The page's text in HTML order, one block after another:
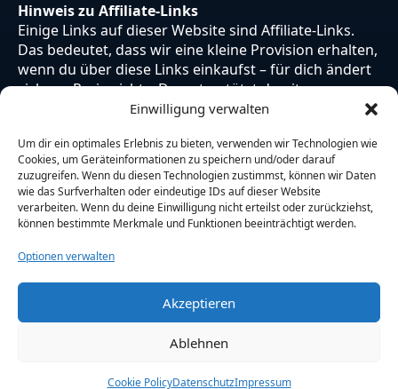
Einwilligung verwalten
Um dir ein optimales Erlebnis zu bieten, verwenden wir Technologien wie
Cookies, um Geräteinformationen zu speichern und/oder darauf
zuzugreifen. Wenn du diesen Technologien zustimmst, können wir Daten
wie das Surfverhalten oder eindeutige IDs auf dieser Website
verarbeiten. Wenn du deine Einwilligung nicht erteilst oder zurückziehst,
können bestimmte Merkmale und Funktionen beeinträchtigt werden.
Optionen verwalten
Akzeptieren
Ablehnen
Cookie PolicyDatenschutzImpressum
Hinweis zu Affiliate-Links
Einige Links auf dieser Website sind Affiliate-Links.
Das bedeutet, dass wir eine kleine Provision erhalten,
wenn du über diese Links einkaufst – für dich ändert
sich am Preis nichts. Du unterstützt damit unsere
Arbeit. Vielen Dank dafür!
© 2026 Otaku Japan. Alle Rechte vorbehalten.